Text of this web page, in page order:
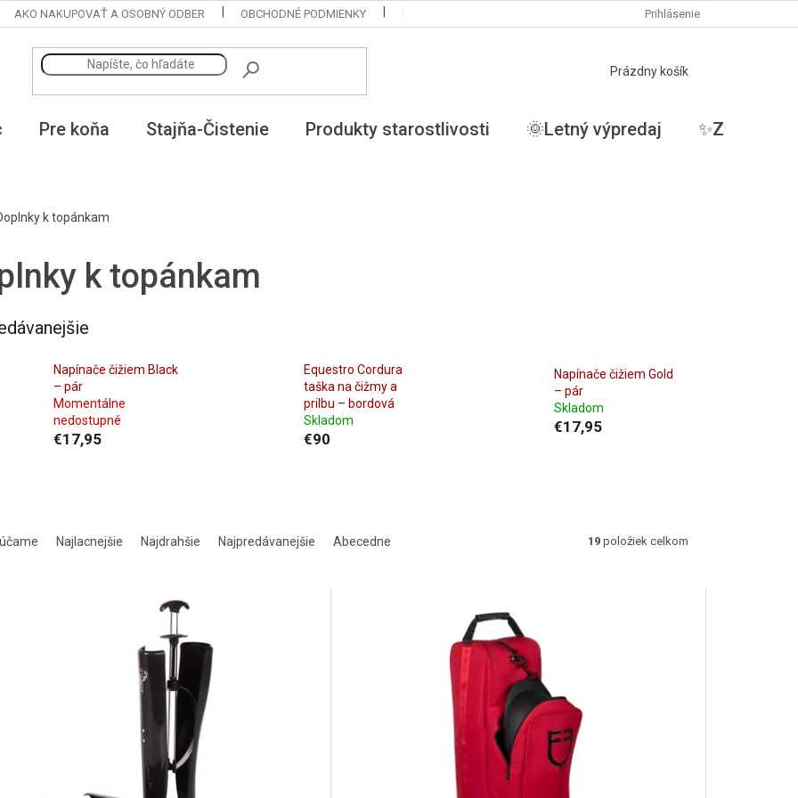
AKO NAKUPOVAŤ A OSOBNÝ ODBER OBCHODNÉ PODMIENKY PODMIENKY OCHRANY OSOBNÝCH ÚDAJOV MOJA OBJEDNÁVKA
Prihlásenie
NÁKUPNÝ
Prázdny košík
Pre koňa Stajňa-Čistenie Produkty starostlivosti 🌞Letný výpredaj ✨ZĽAVY✨
k topánkam
k topánkam
Napínače čižiem Black
– pár
Momentálne
nedostupné
€17,95
Equestro Cordura
taška na čižmy a
prilbu – bordová
Skladom
€90
Napínače čižiem Gold
– pár
Skladom
€17,95
Najlacnejšie Najdrahšie Najpredávanejšie Abecedne 19 položiek celkom